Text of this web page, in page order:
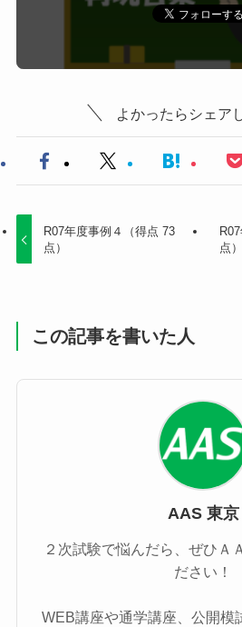
よかったらシェア
R07年度事例４（得点 73
点）
点）
この記事を書いた人
AAS 東京
２次試験で悩んだら、ぜひＡ
ださい！
WEB講座や通学講座、公開模